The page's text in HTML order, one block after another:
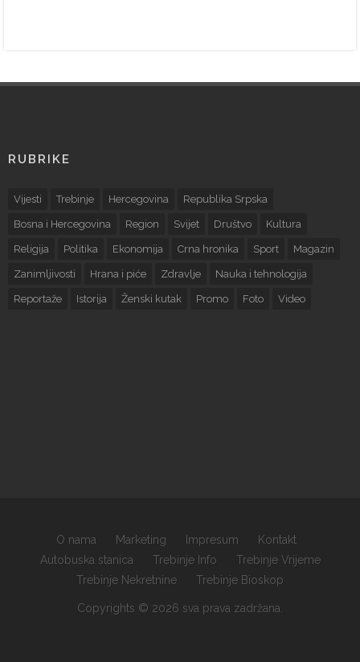
RUBRIKE
Vijesti Trebinje Hercegovina Republika Srpska
Bosna i Hercegovina Region Svijet Društvo Kultura
Religija Politika Ekonomija Crna hronika Sport Magazin
Zanimljivosti Hrana i piće Zdravlje Nauka i tehnologija
Reportaže Istorija Ženski kutak Promo Foto Video
O nama Marketing Impresum
Kontakt
Autobuska stanica
Trebinje Info
Trebinje Vrijeme
Trebinje Nekretnine
Trebinje Bioskop
Copyrights © 2026 sva prava zadržana.